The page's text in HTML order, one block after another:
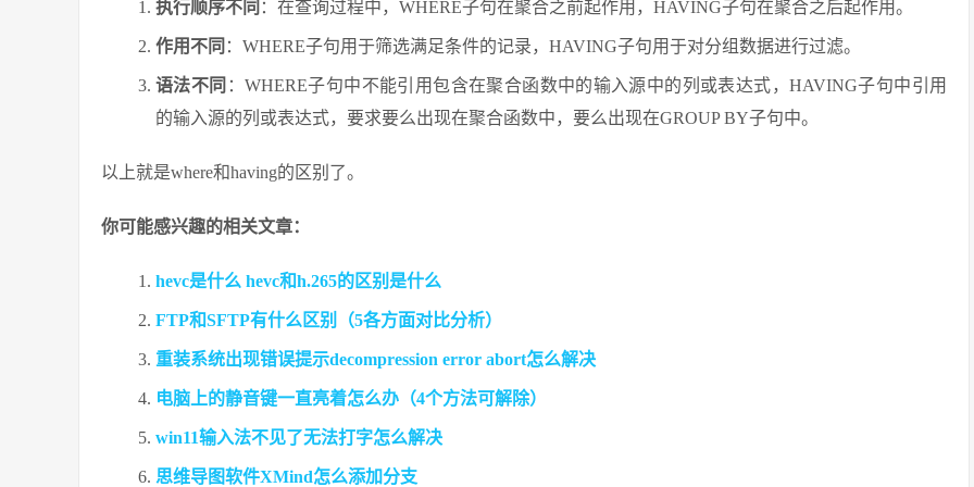
执行顺序不同 ：在查询过程中，WHERE子句在聚合之前起作用，HAVING子句在聚合之后起作用。
作用不同 ：WHERE子句用于筛选满足条件的记录，HAVING子句用于对分组数据进行过滤。
语法不同 ：WHERE子句中不能引用包含在聚合函数中的输入源中的列或表达式，HAVING子句中引用
的输入源的列或表达式，要求要么出现在聚合函数中，要么出现在GROUP BY子句中。
以上就是where和having的区别了。
你可能感兴趣的相关文章：
hevc是什么 hevc和h.265的区别是什么
FTP和SFTP有什么区别（5各方面对比分析）
重装系统出现错误提示decompression error abort怎么解决
电脑上的静音键一直亮着怎么办（4个方法可解除）
win11输入法不见了无法打字怎么解决
思维导图软件XMind怎么添加分支